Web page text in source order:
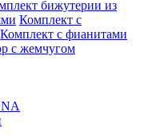
бижутерии из
Комплект с
Комплект с фианитами
с жемчугом